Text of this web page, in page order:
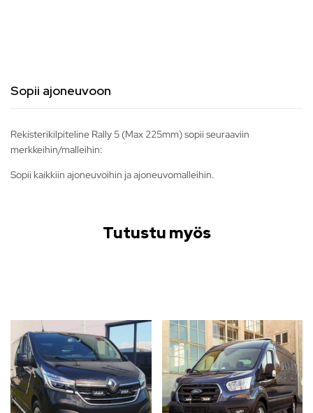
Sopii ajoneuvoon
Rekisterikilpiteline Rally 5 (Max 225mm) sopii seuraaviin
merkkeihin/malleihin:
Sopii kaikkiin ajoneuvoihin ja ajoneuvomalleihin.
Tutustu myös